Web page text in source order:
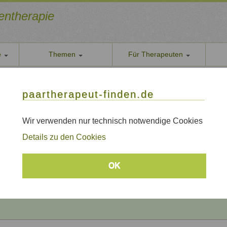
paartherapeut-finden.de
Wir verwenden nur technisch notwendige Cookies
Details zu den Cookies
OK
Themen Für Therapeuten
Themen Qualität
/ Paartherapie Leipzig
/ Paartherapie Leipzig
Beratungsthemen